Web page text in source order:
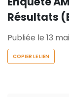
Résultats
Publiée le 13
COPIER LE LIEN